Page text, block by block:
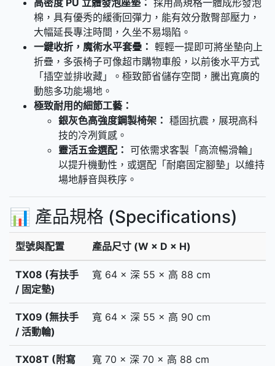
棉，具有優秀的緩衝回彈力，能有效分散臀部壓力，
大幅延長專注時間，久坐不易塌陷。
一鍵收折，魔術水平套疊： 輕輕一提即可將坐墊向上
折疊，多張椅子可像超市購物車般，以前後水平方式
「插空並排收藏」。極致節省儲存空間，騰出寬廣的
動態多功能場地。
極致耐用的細節工藝：
銀灰色高強度鋼製椅架： 穩固抗震，展現高科
技的冷冽質感。
靈活五金選配： 可依需求客製「高流暢滑輪」
以提升機動性，或選配「耐磨固定腳墊」以維持
場地靜音與秩序。
📊 產品規格 (Specifications)
型號與配置 產品尺寸 (W × D × H)
TX08 (有扶手
/ 固定墊)
寬 64 × 深 55 × 高 88 cm
TX09 (無扶手
/ 活動輪)
寬 64 × 深 55 × 高 90 cm
TX08T (附寫
寬 70 × 深 70 × 高 88 cm